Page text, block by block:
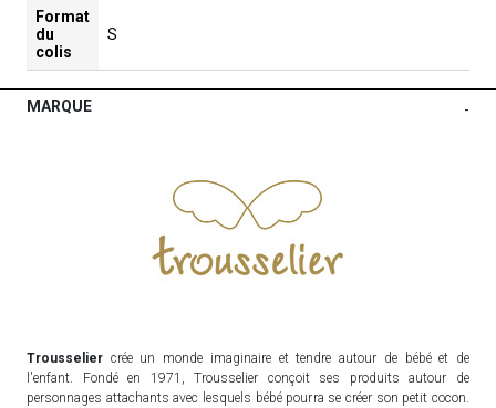
Format
du
colis
S
MARQUE -
Trousselier crée un monde imaginaire et tendre autour de bébé et de
l'enfant. Fondé en 1971, Trousselier conçoit ses produits autour de
personnages attachants avec lesquels bébé pourra se créer son petit cocon.